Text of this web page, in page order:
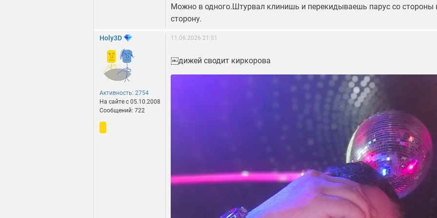
Можно в одного.Штурвал клинишь и перекидываешь парус со стороны
сторону.
Holy3D
Активность: 2754
На сайте c 05.10.2008
Сообщений: 722
11.06.2026 21:51
￼дижей сводит киркорова